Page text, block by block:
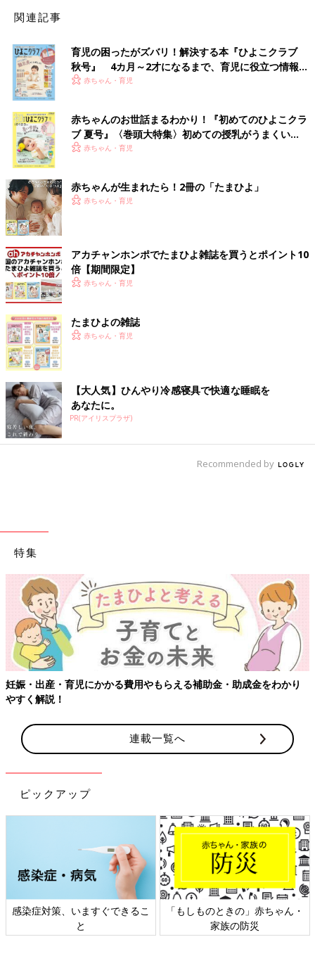
関連記事
育児の困ったがズバリ！解決する本『ひよこクラブ
秋号』 4カ月～2才になるまで、育児に役立つ情報が
いっぱい！
赤ちゃん・育児
赤ちゃんのお世話まるわかり！『初めてのひよこクラ
ブ 夏号』〈巻頭大特集〉初めての授乳がうまくい
く！ おっぱい・ミルクの基本と夏のトラブル 解決テ
赤ちゃん・育児
赤ちゃんが生まれたら！2冊の「たまひよ」
赤ちゃん・育児
アカチャンホンポでたまひよ雑誌を買うとポイント10
倍【期間限定】
赤ちゃん・育児
たまひよの雑誌
赤ちゃん・育児
【大人気】ひんやり冷感寝具で快適な睡眠を
あなたに。
PR(アイリスプラザ)
Recommended by
特集
妊娠・出産・育児にかかる費用やもらえる補助金・助成金をわかり
やすく解説！
連載一覧へ
ピックアップ
感染症対策、いますぐできるこ
と
「もしものときの」赤ちゃん・
家族の防災